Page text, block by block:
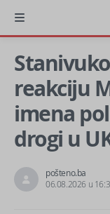
reakciju
imena
drogi u
pošteno.ba
06.08.2026 u